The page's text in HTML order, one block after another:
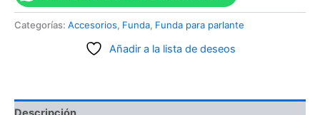
Categorías: Accesorios, Funda, Funda para parlante
Añadir a la lista de deseos